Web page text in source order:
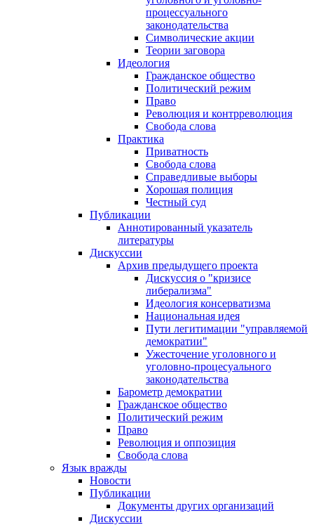
процессуального
законодательства
Символические акции
Теории заговора
Идеология
Гражданское общество
Политический режим
Право
Революция и контрреволюция
Свобода слова
Практика
Приватность
Свобода слова
Справедливые выборы
Хорошая полиция
Честный суд
Публикации
Аннотированный указатель
литературы
Дискуссии
Архив предыдущего проекта
Дискуссия о "кризисе
либерализма"
Идеология консерватизма
Национальная идея
Пути легитимации "управляемой
демократии"
Ужесточение уголовного и
уголовно-процесуального
законодательства
Барометр демократии
Гражданское общество
Политический режим
Право
Революция и оппозиция
Свобода слова
Язык вражды
Новости
Публикации
Документы других организаций
Дискуссии